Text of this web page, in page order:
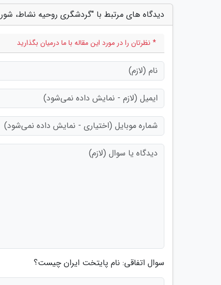
دیدگاه های مرتبط با "گردشگری روحیه نشاط،
* نظرتان را در مورد این مقاله با ما درمیان بگذارید
سوال اتفاقی: نام پایتخت ایران چیست؟